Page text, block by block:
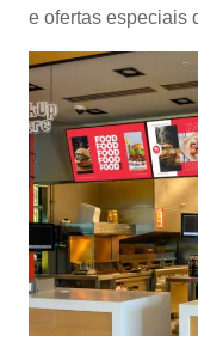
e ofertas especiais